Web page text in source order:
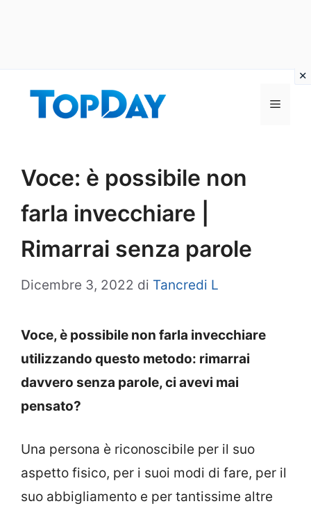
Menu
Voce: è possibile non
farla invecchiare |
Rimarrai senza parole
Dicembre 3, 2022 di Tancredi L
Voce, è possibile non farla invecchiare
utilizzando questo metodo: rimarrai
davvero senza parole, ci avevi mai
pensato?
Una persona è riconoscibile per il suo
aspetto fisico, per i suoi modi di fare, per il
suo abbigliamento e per tantissime altre